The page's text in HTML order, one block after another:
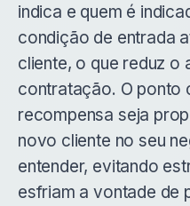
indica e quem é
condição de entrada
cliente, o que reduz o
contratação. O ponto
recompensa seja
novo cliente no seu
entender, evitando
esfriam a vontade de